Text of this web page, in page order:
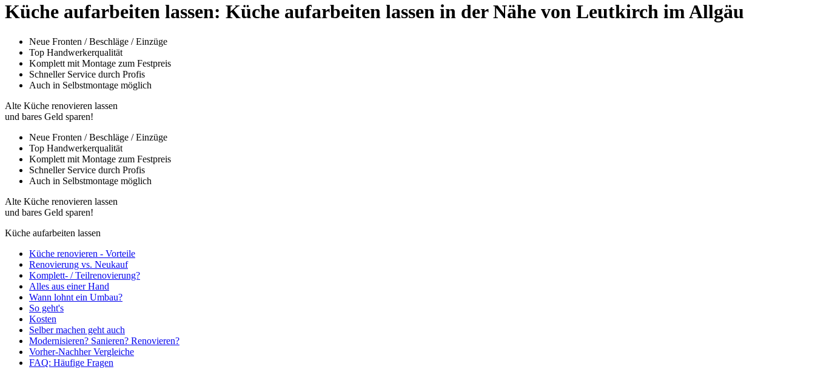
Küche aufarbeiten lassen: Küche aufarbeiten lassen in der Nähe von Leutkirch im Allgäu
Neue Fronten / Beschläge / Einzüge
Top Handwerkerqualität
Komplett mit Montage zum Festpreis
Schneller Service durch Profis
Auch in Selbstmontage möglich
Alte Küche renovieren lassen
und bares Geld sparen!
Neue Fronten / Beschläge / Einzüge
Top Handwerkerqualität
Komplett mit Montage zum Festpreis
Schneller Service durch Profis
Auch in Selbstmontage möglich
Alte Küche renovieren lassen
und bares Geld sparen!
Küche aufarbeiten lassen
Küche renovieren - Vorteile
Renovierung vs. Neukauf
Komplett- / Teilrenovierung?
Alles aus einer Hand
Wann lohnt ein Umbau?
So geht's
Kosten
Selber machen geht auch
Modernisieren? Sanieren? Renovieren?
Vorher-Nachher Vergleiche
FAQ: Häufige Fragen